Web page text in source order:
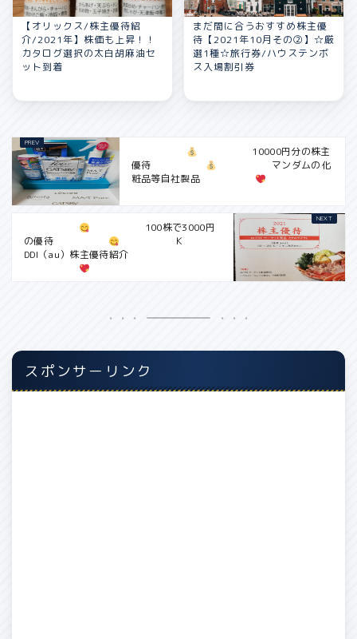
【オリックス/株主優待紹
介/2021年】株価も上昇！！
カタログ選択の太白胡麻油セ
ット到着
まだ間に合うおすすめ株主優
待【2021年10月その②】☆厳
選1種☆旅行券/ハウステンボ
ス入場割引券
10000円分の株主
優待
マンダムの化
粧品等自社製品
100株で3000円
の優待
Ｋ
DDI（au）株主優待紹介
スポンサーリンク